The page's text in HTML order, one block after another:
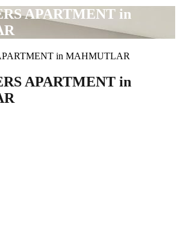
APARTMENT in
APARTMENT in